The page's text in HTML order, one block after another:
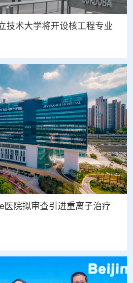
技术大学将开设核工程专业
医院拟审查引进重离子治疗